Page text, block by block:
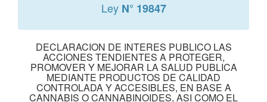
Ley N° 19847
DECLARACION DE INTERES PUBLICO LAS
ACCIONES TENDIENTES A PROTEGER,
PROMOVER Y MEJORAR LA SALUD PUBLICA
MEDIANTE PRODUCTOS DE CALIDAD
CONTROLADA Y ACCESIBLES, EN BASE A
CANNABIS O CANNABINOIDES, ASI COMO EL